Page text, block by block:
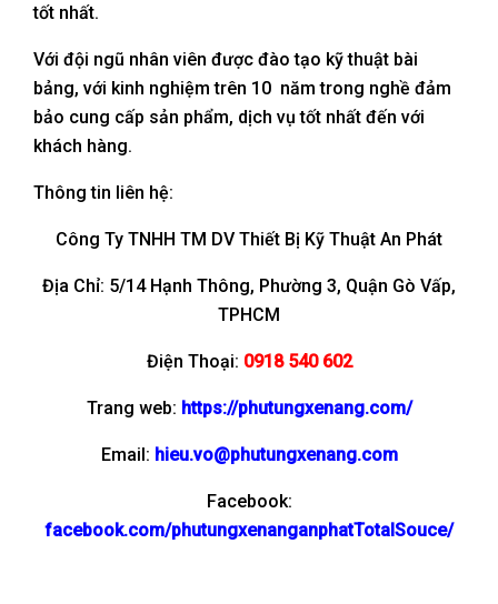
tốt nhất.
Với đội ngũ nhân viên được đào tạo kỹ thuật bài
bảng, với kinh nghiệm trên 10 năm trong nghề đảm
bảo cung cấp sản phẩm, dịch vụ tốt nhất đến với
khách hàng.
Thông tin liên hệ:
Công Ty TNHH TM DV Thiết Bị Kỹ Thuật An Phát
Địa Chỉ: 5/14 Hạnh Thông, Phường 3, Quận Gò Vấp,
TPHCM
Điện Thoại: 0918 540 602
Trang web: https://phutungxenang.com/
Email: hieu.vo@phutungxenang.com
Facebook:
facebook.com/phutungxenanganphatTotalSouce/